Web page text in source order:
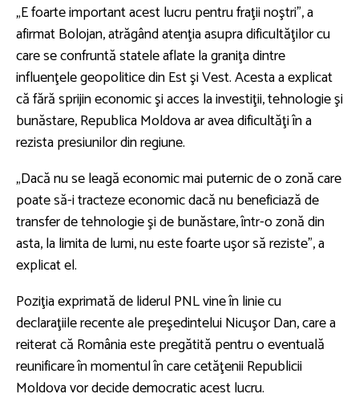
„E foarte important acest lucru pentru fraţii noştri”, a
afirmat Bolojan, atrăgând atenţia asupra dificultăţilor cu
care se confruntă statele aflate la graniţa dintre
influenţele geopolitice din Est şi Vest. Acesta a explicat
că fără sprijin economic şi acces la investiţii, tehnologie şi
bunăstare, Republica Moldova ar avea dificultăţi în a
rezista presiunilor din regiune.
„Dacă nu se leagă economic mai puternic de o zonă care
poate să-i tracteze economic dacă nu beneficiază de
transfer de tehnologie şi de bunăstare, într-o zonă din
asta, la limita de lumi, nu este foarte uşor să reziste”, a
explicat el.
Poziţia exprimată de liderul PNL vine în linie cu
declaraţiile recente ale preşedintelui Nicuşor Dan, care a
reiterat că România este pregătită pentru o eventuală
reunificare în momentul în care cetăţenii Republicii
Moldova vor decide democratic acest lucru.